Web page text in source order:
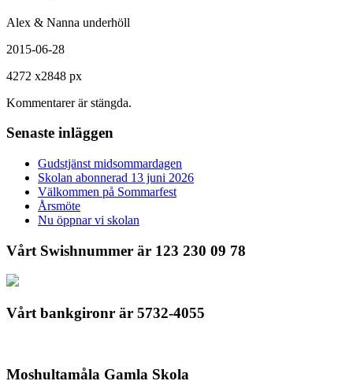
Alex & Nanna underhöll
2015-06-28
4272 x2848 px
Kommentarer är stängda.
Senaste inläggen
Gudstjänst midsommardagen
Skolan abonnerad 13 juni 2026
Välkommen på Sommarfest
Årsmöte
Nu öppnar vi skolan
Vårt Swishnummer är 123 230 09 78
Vårt bankgironr är 5732-4055
Moshultamåla Gamla Skola